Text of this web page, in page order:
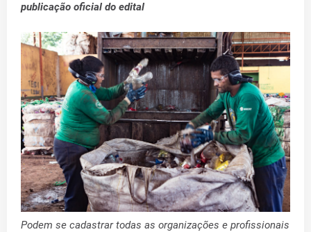
publicação oficial do edital
Podem se cadastrar todas as organizações e profissionais